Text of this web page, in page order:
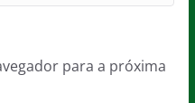
para a próxima